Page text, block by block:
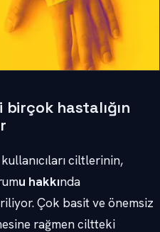
birçok hastalığın
ciltlerinin,
u hakkında
Çok basit ve önemsiz
rağmen ciltteki